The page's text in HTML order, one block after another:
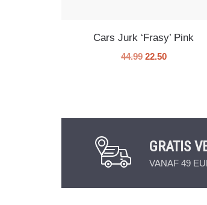
Cars Jurk ‘Frasy’ Pink
44.99 22.50
GRATIS
VANAF 49